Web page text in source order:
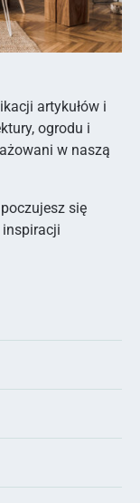
artykułów i
ogrodu i
w naszą
się